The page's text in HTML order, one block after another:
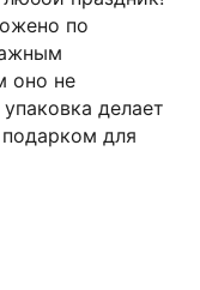
по
оно не
делает
для